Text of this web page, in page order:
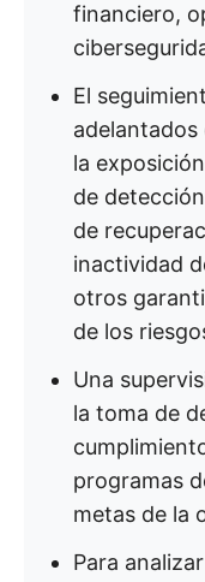
financiero,
El
la
de
de
inactividad
otros
de los
Una
la toma de
programas
metas de la
Para